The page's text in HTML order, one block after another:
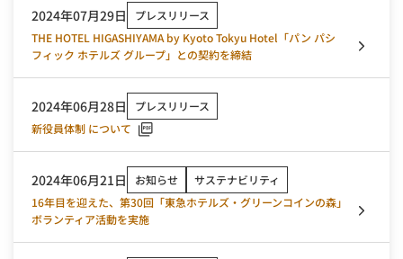
2024年07月29日
プレスリリース
THE HOTEL HIGASHIYAMA by Kyoto Tokyu Hotel「パン パシ
フィック ホテルズ グループ」との契約を締結
2024年06月28日
プレスリリース
新役員体制 について
2024年06月21日 お知らせ
サステナビリティ
16年目を迎えた、第30回「東急ホテルズ・グリーンコインの森」
ボランティア活動を実施